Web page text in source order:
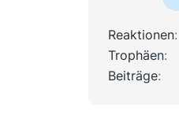
Reaktionen
Trophäen
Beiträge